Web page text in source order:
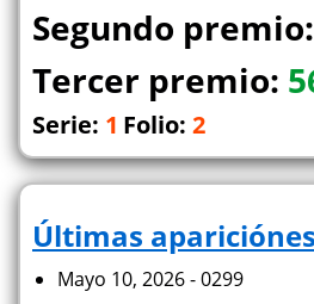
Segundo premio:
Tercer premio:
Serie: 1 Folio: 2
Últimas
Mayo 10, 2026 - 0299